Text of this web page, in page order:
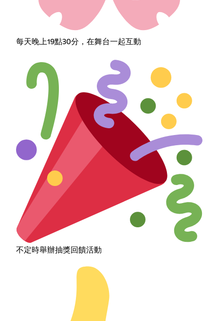
每天晚上19點30分，在舞台一起互動
不定時舉辦抽獎回饋活動